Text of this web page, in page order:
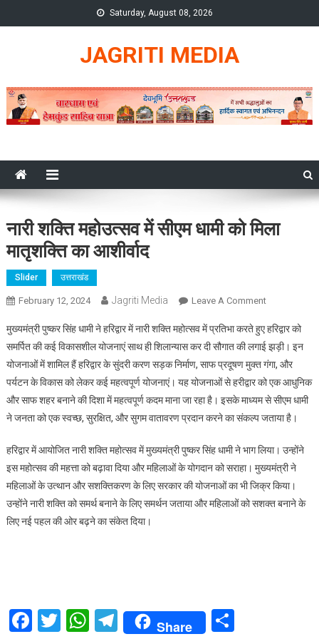
to
Saturday, August 08, 2026
JAGRITI MEDIA
नारी शक्ति महोउत्सव में सीएम धामी को मिला
मातृशक्ति का आशीर्वाद
Slider उत्तराखंड
February 12, 2024 Jagriti Media Leave A CommentOn
शक्ति
महोउत्सव
में
सीएम
धामी
को
मातृशक्ति
का
आशीर्वाद
मुख्यमंत्री पुष्कर सिंह धामी ने हरिद्वार में नारी शक्ति महोत्सव में प्रतिभा करते हुए हरिद्वार को
समर्पित की कई विकासशील योजनाएं साथ ही शिलान्यास कर दी सौगात की लगाई झड़ी। इन
योजनाओं में शामिल हैं हरिद्वार के सुंदरी करण सड़क निर्माण, साफ प्रदूषण मुक्त गंगा, और
पर्यटन के विकास को लेकर कई महत्वपूर्ण योजनाएं। यह योजनाओं से हरीद्वार को एक आधुनिक
और साफ शहर बनाने की दिशा में महत्वपूर्ण कदम माना जा रहा है। इसके माध्यम से सीएम धामी
ने जनता को एक स्वच्छ, सुरक्षित, और सुगम वातावरण प्रदान करने का संकल्प जताया है।
हरिद्वार में आयोजित नारी शक्ति महोत्सव में मुख्यमंत्री पुष्कर सिंह धामी ने भाग लिया। उन्होंने
इस महोत्सव की महत्ता को बढ़ावा दिया और महिलाओं के योगदान को सराहा। मुख्यमंत्री ने
महिलाओं के उत्थान और सशक्तिकरण के लिए सरकार की योजनाओं का भी जिक्र किया।
उन्होंने नारी शक्ति को समर्थ बनाने के लिए समर्थन जताया और महिलाओं को सशक्त बनाने के
लिए नई पहल की ओर बढ़ने का संकेत दिया।
Facebook
Twitter
WhatsApp
Telegram
Share Share